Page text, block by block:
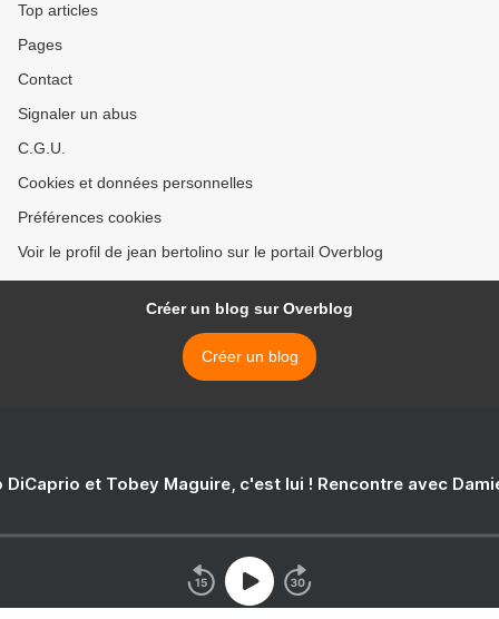
Top articles
Pages
Contact
Signaler un abus
C.G.U.
Cookies et données personnelles
Préférences cookies
Voir le profil de jean bertolino sur le portail Overblog
Créer un blog sur Overblog
Créer un blog
DiCaprio et Tobey Maguire, c'est lui ! Rencontre avec